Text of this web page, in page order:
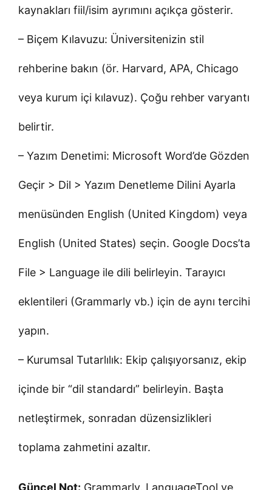
kaynakları fiil/isim ayrımını açıkça gösterir.
– Biçem Kılavuzu: Üniversitenizin stil
rehberine bakın (ör. Harvard, APA, Chicago
veya kurum içi kılavuz). Çoğu rehber varyantı
belirtir.
– Yazım Denetimi: Microsoft Word’de Gözden
Geçir > Dil > Yazım Denetleme Dilini Ayarla
menüsünden English (United Kingdom) veya
English (United States) seçin. Google Docs’ta
File > Language ile dili belirleyin. Tarayıcı
eklentileri (Grammarly vb.) için de aynı tercihi
yapın.
– Kurumsal Tutarlılık: Ekip çalışıyorsanız, ekip
içinde bir “dil standardı” belirleyin. Başta
netleştirmek, sonradan düzensizlikleri
toplama zahmetini azaltır.
Güncel Not: Grammarly, LanguageTool ve